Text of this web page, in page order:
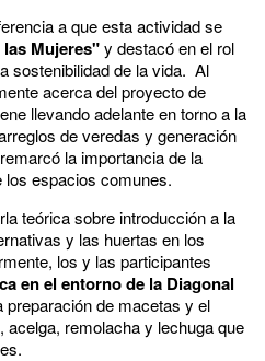
a que esta actividad se
Mujeres"y destacó en el rol
sostenibilidad de la vida. Al
acerca del proyecto de
llevando adelante en torno a la
de veredas y generación
la importancia de la
los espacios comunes.
teórica sobre introducción a la
y las huertas en los
los y las participantes
en el entorno de la Diagonal
preparación de macetas y el
acelga, remolacha y lechuga que